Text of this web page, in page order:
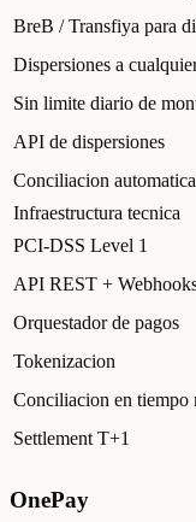
BreB / Transfiya para
Dispersiones a
Sin limite diario de
API de dispersiones
Conciliacion
Infraestructura tecnica
PCI-DSS Level 1
API REST +
Orquestador de pagos
Tokenizacion
Conciliacion en tiempo
Settlement T+1
OnePay